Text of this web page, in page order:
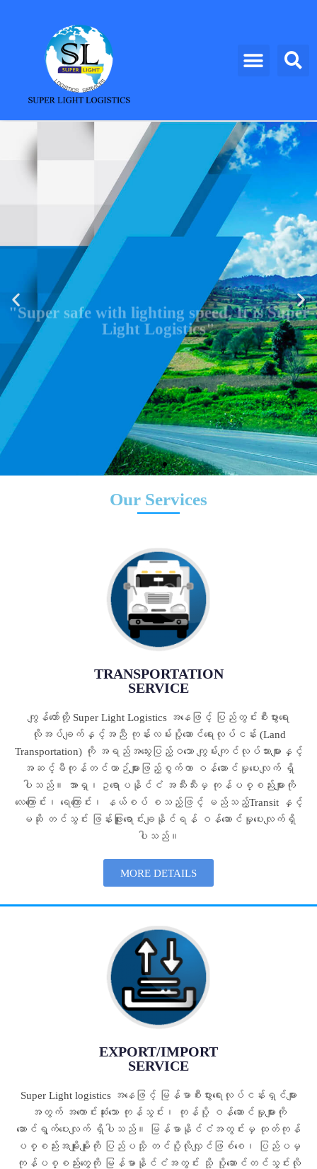
"Super safe with lighting speed, It is Super
Light Logistics"
Our Services
TRANSPORTATION
SERVICE
ကျွန်တော်တို့ Super Light Logistics အနေဖြင့် ပြည်တွင်းစီးပွားရေး
လိုအပ်ချက်နှင့်အညီ ကုန်းလမ်းပို့ဆောင်ရေးလုပ်ငန်း (Land
Transportation) ကို အရည်အသွေးပြည့်ဝသော ကျွမ်းကျင်လုပ်သားများနှင့်
အဆင့်မီကုန်တင်ယာဉ်များဖြည့်စွက်ကာ ဝန်ဆောင်မှုပေးလျက် ရှိ
ပါသည်။ အာရှ၊ဥရောပနိုင်ငံ အသီးသီးမှ ကုန်ပစ္စည်းများကို
လေကြောင်း၊ ရေကြောင်း၊ နယ်စပ် စသည့်ဖြင့် မည်သည့်Transit နှင့်
မဆို တင်သွင်း ဖြန်းဖြူးရောင်းချနိုင်ရန် ဝန်ဆောင်မှုပေးလျက်ရှိ
ပါသည်။
MORE DETAILS
EXPORT/IMPORT
SERVICE
Super Light logistics အနေဖြင့် မြန်မာစီးပွားရေးလုပ်ငန်းရှင်များ
အတွက် အကောင်းဆုံးသော ကုန်သွင်း၊ ကုန်ပို့ ဝန်ဆောင်မှုများကို
ဆောင်ရွက်ပေးလျက် ရှိပါသည်။ မြန်မာနိုင်ငံအတွင်းမှ ထုတ်ကုန်
ပစ္စည်းအမျိုးမျိုးကို ပြည်ပသို့ တင်ပို့လိုလျှင်ဖြစ်စေ၊ ပြည်ပမှ
ကုန်ပစ္စည်းတွေကို မြန်မာနိုင်ငံအတွင်း သို့ ပို့ဆောင်တင်သွင်းလို